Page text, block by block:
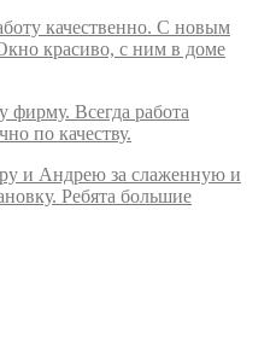
качественно. С новым
красиво, с ним в доме
фирму. Всегда работа
по качеству.
и Андрею за слаженную и
Ребята большие